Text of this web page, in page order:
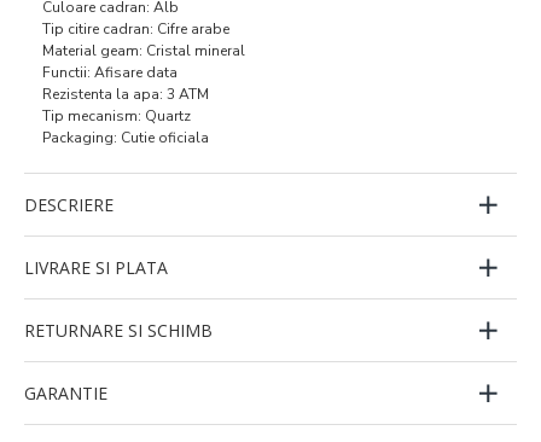
Culoare cadran: Alb
Tip citire cadran: Cifre arabe
Material geam: Cristal mineral
Functii: Afisare data
Rezistenta la apa: 3 ATM
Tip mecanism: Quartz
Packaging: Cutie oficiala
DESCRIERE
LIVRARE SI PLATA
RETURNARE SI SCHIMB
GARANTIE